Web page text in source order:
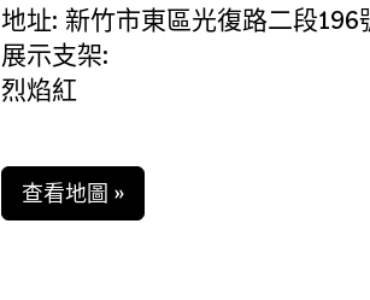
地址: 新竹市東區光復路二段196
展示支架:
烈焰紅
查看地圖 »